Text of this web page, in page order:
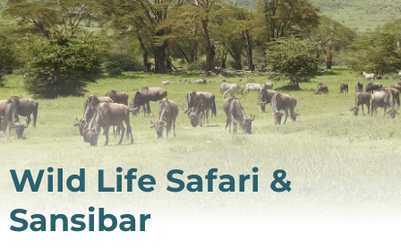
DE
Deutsch
English
Wild Life Safari &
Sansibar